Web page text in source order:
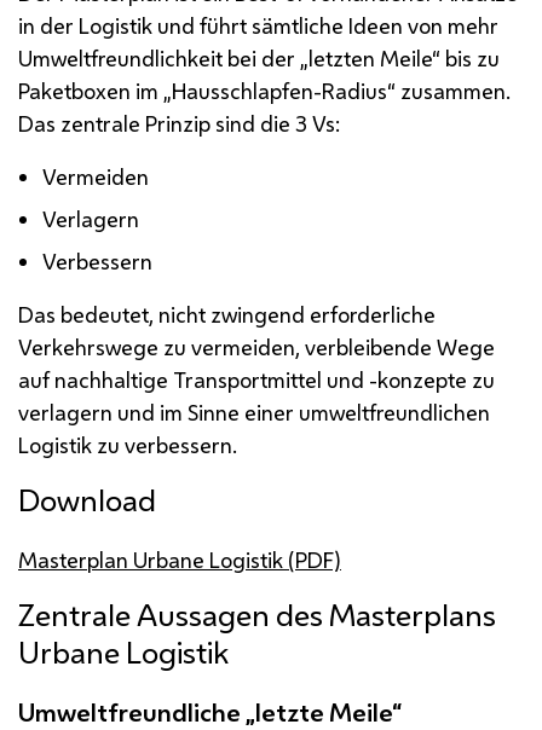
in der Logistik und führt sämtliche Ideen von mehr
Umweltfreundlichkeit bei der „letzten Meile“ bis zu
Paketboxen im „Hausschlapfen-Radius“ zusammen.
Das zentrale Prinzip sind die 3 Vs:
Vermeiden
Verlagern
Verbessern
Das bedeutet, nicht zwingend erforderliche
Verkehrswege zu vermeiden, verbleibende Wege
auf nachhaltige Transportmittel und -konzepte zu
verlagern und im Sinne einer umweltfreundlichen
Logistik zu verbessern.
Download
Masterplan Urbane Logistik (PDF)
Zentrale Aussagen des Masterplans
Urbane Logistik
Umweltfreundliche „letzte Meile“